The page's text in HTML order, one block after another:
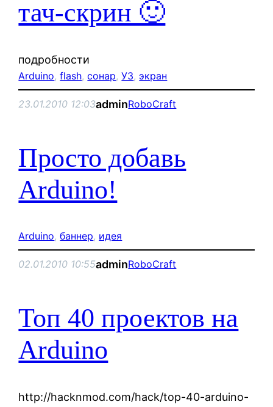
тач-скрин 🙂
подробности
Arduino, flash, сонар, УЗ, экран
23.01.2010 12:03adminRoboCraft
Просто добавь
Arduino!
Arduino, баннер, идея
02.01.2010 10:55adminRoboCraft
Топ 40 проектов на
Arduino
http://hacknmod.com/hack/top-40-arduino-